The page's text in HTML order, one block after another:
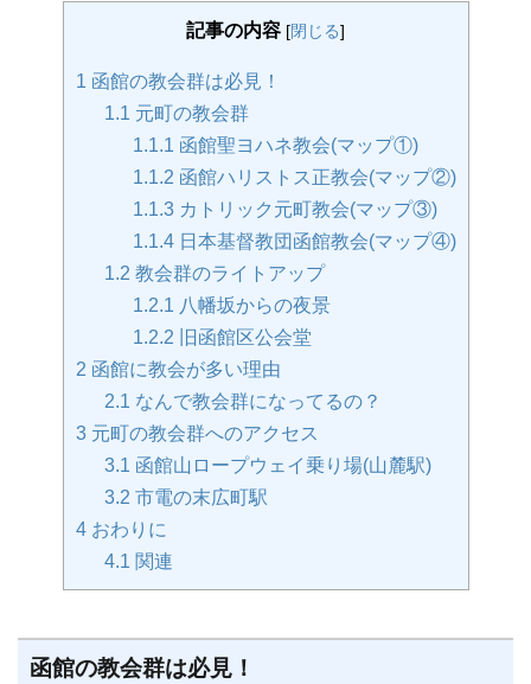
記事の内容 [閉じる]
1 函館の教会群は必見！
1.1 元町の教会群
1.1.1 函館聖ヨハネ教会(マップ①)
1.1.2 函館ハリストス正教会(マップ②)
1.1.3カトリック元町教会(マップ③)
1.1.4日本基督教団函館教会(マップ④)
1.2 教会群のライトアップ
1.2.1 八幡坂からの夜景
1.2.2 旧函館区公会堂
2 函館に教会が多い理由
2.1 なんで教会群になってるの？
3元町の教会群へのアクセス
3.1 函館山ロープウェイ乗り場(山麓駅)
3.2 市電の末広町駅
4おわりに
4.1 関連
函館の教会群は必見！